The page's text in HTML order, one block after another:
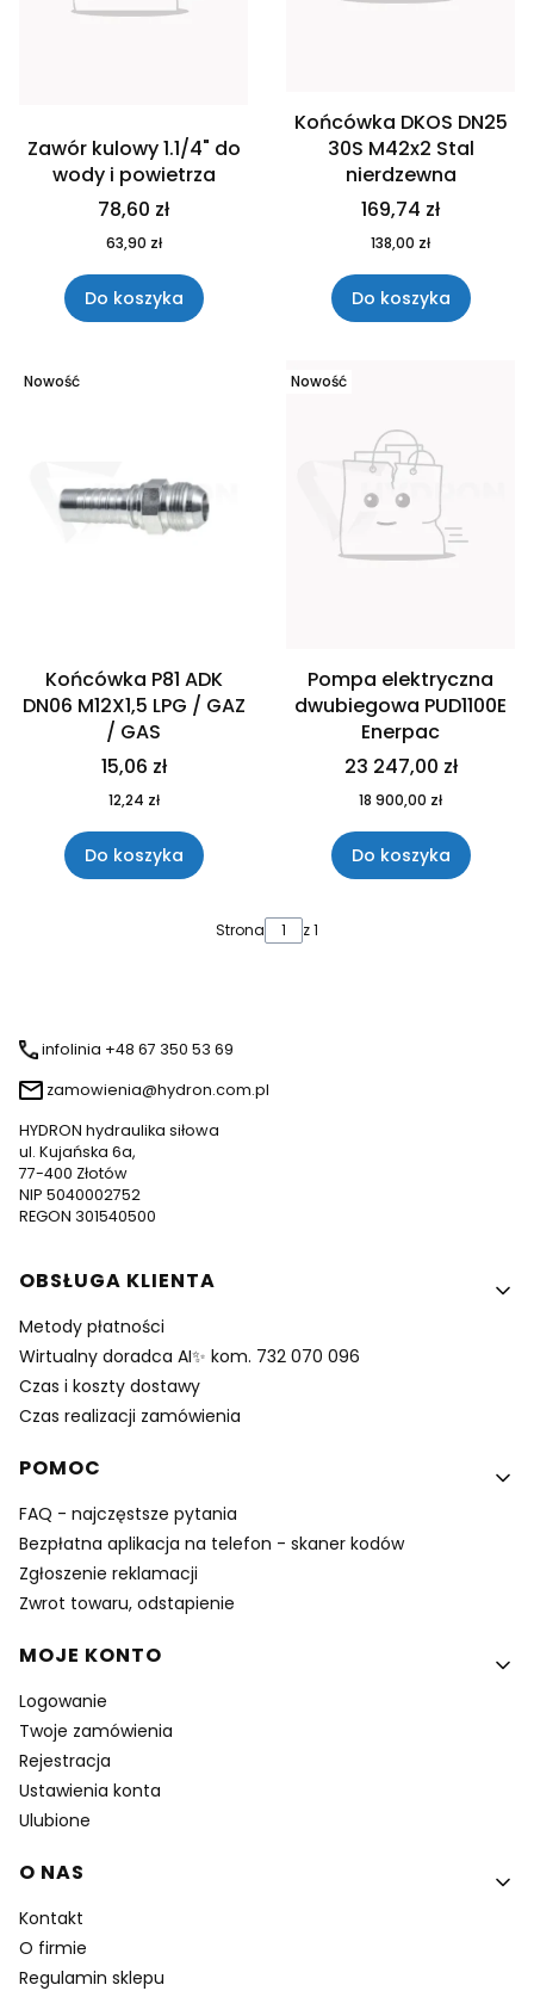
Zawór kulowy 1.1/4" do
wody i powietrza
78,60 zł
63,90 zł
Do koszyka
Końcówka DKOS DN25
30S M42x2 Stal
nierdzewna
169,74 zł
138,00 zł
Do koszyka
Nowość
Końcówka P81 ADK
DN06 M12X1,5 LPG / GAZ
/ GAS
15,06 zł
12,24 zł
Do koszyka
Nowość
Pompa elektryczna
dwubiegowa PUD1100E
Enerpac
23 247,00 zł
18 900,00 zł
Do koszyka
Strona z 1
infolinia +48 67 350 53 69
zamowienia@hydron.com.pl
HYDRON hydraulika siłowa
ul. Kujańska 6a,
77-400 Złotów
NIP 5040002752
REGON 301540500
Linki w stopce
OBSŁUGA KLIENTA
Metody płatności
Wirtualny doradca AI✨ kom. 732 070 096
Czas i koszty dostawy
Czas realizacji zamówienia
POMOC
FAQ - najczęstsze pytania
Bezpłatna aplikacja na telefon - skaner kodów
Zgłoszenie reklamacji
Zwrot towaru, odstapienie
MOJE KONTO
Logowanie
Twoje zamówienia
Rejestracja
Ustawienia konta
Ulubione
O NAS
Kontakt
O firmie
Regulamin sklepu